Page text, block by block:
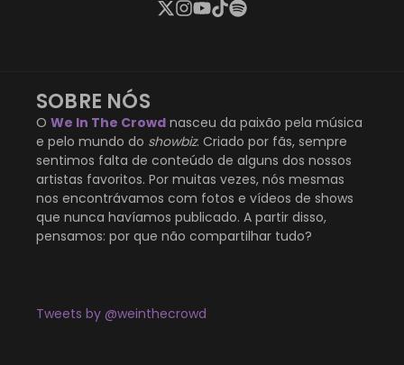
SOBRE NÓS
O We In The Crowd nasceu da paixão pela música
e pelo mundo do showbiz. Criado por fãs, sempre
sentimos falta de conteúdo de alguns dos nossos
artistas favoritos. Por muitas vezes, nós mesmas
nos encontrávamos com fotos e vídeos de shows
que nunca havíamos publicado. A partir disso,
pensamos: por que não compartilhar tudo?
Tweets by @weinthecrowd